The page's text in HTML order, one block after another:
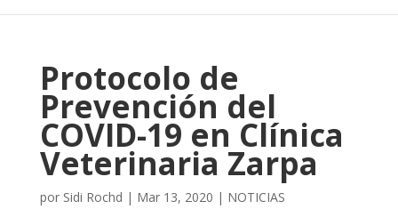
Protocolo de
Prevención del
COVID-19 en Clínica
Veterinaria Zarpa
por Sidi Rochd | Mar 13, 2020 | NOTICIAS